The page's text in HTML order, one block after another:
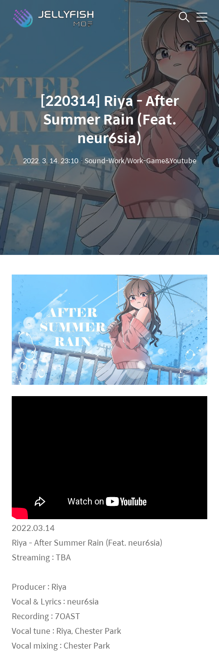
메
뉴
[220314] Riya - After
Summer Rain (Feat.
neur6sia)
2022. 3. 14. 23:10ㆍ Sound-Work/Work-Game&Youtube
2022.03.14
Riya - After Summer Rain (Feat. neur6sia)
Streaming : TBA
Producer : Riya
Vocal & Lyrics : neur6sia
Recording : 7OAST
Vocal tune : Riya, Chester Park
Vocal mixing : Chester Park